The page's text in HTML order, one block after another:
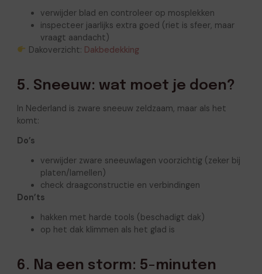
verwijder blad en controleer op mosplekken
inspecteer jaarlijks extra goed (riet is sfeer, maar
vraagt aandacht)
Dakoverzicht: Dakbedekking
5. Sneeuw: wat moet je doen?
In Nederland is zware sneeuw zeldzaam, maar als het
komt:
Do’s
verwijder zware sneeuwlagen voorzichtig (zeker bij
platen/lamellen)
check draagconstructie en verbindingen
Don’ts
hakken met harde tools (beschadigt dak)
op het dak klimmen als het glad is
6. Na een storm: 5-minuten